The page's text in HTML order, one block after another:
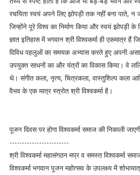
रचयिता स्वयं अपने लिए झोपड़ी तक नहीं बना पाते, न
जिन्होंने पूरे विश्व का निर्माण किया और स्वयं झोपड़ी
ज्ञात इतिहास में भगवान श्री विश्वकर्मा ही एकमात्र हैं
विविध पहलुओं का समयक अभ्यास करते हुए अपनी
उपयुक्त साधनों का और यंत्रों का विकास किया। वे
थे। संगीत कला, नृत्य, चित्रकला, वास्तुशिल्प कला
वैभव के एक मात्र स्त्रोत श्री विश्वकर्मा है।
पूजन दिवस पर होगा विश्वकर्मा समाज की निकाली
------------------------
श्री विश्वकर्मा महासंगठन मप्र व समस्त विश्वकर्मा
विश्वकर्मा भगवान पूजन महोत्सव के उपलक्ष्य में